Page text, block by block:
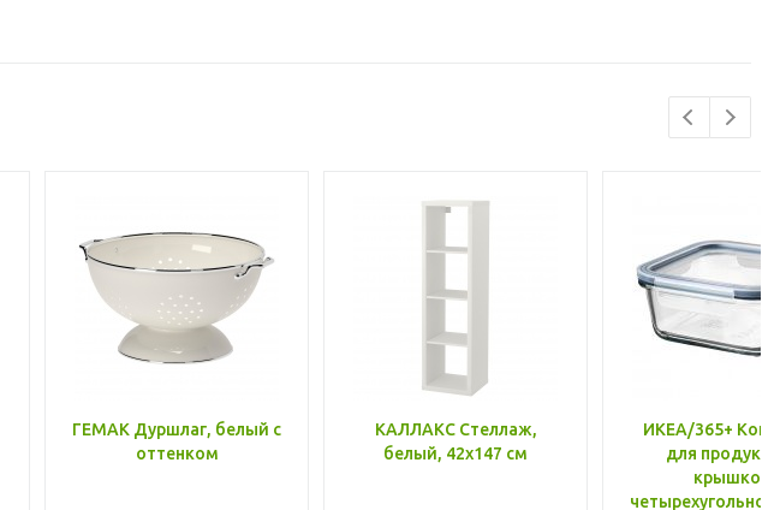
ГЕМАК Дуршлаг, белый с
оттенком
КАЛЛАКС Стеллаж,
белый, 42x147 см
ИКЕА/365+
для
крышкой,